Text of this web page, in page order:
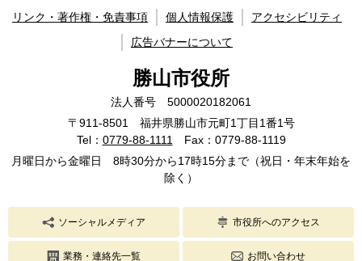
リンク・著作権・免責事項 個人情報保護
アクセシビリティ
広告バナーについて
勝山市役所
法人番号 5000020182061
〒911-8501 福井県勝山市元町1丁目1番1号
Tel： 0779-88-1111
Fax：0779-88-1119
月曜日から金曜日 8時30分から17時15分まで（祝日・年末年始を
除く）
ソーシャルメディア 市役所へのアクセス
業務・連絡先一覧 お問い合わせ